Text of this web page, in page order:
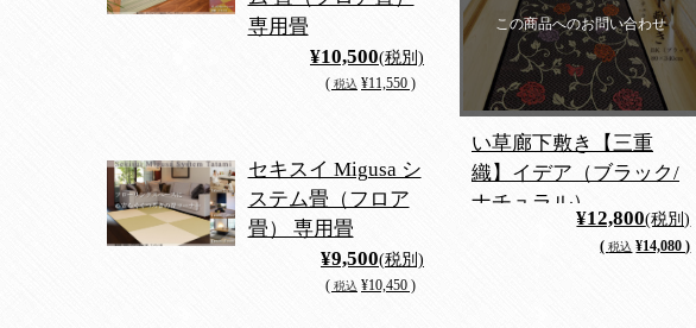
この商品へのお問い合わせ
い草廊下敷き【三重
織】イデア（ブラック/
ナチュラル）
¥12,800(税別)
(税込 ¥14,080 )
専用畳
¥10,500(税別)
( 税込 ¥11,550 )
セキスイ Migusa シ
ステム畳（フロア
畳） 専用畳
¥9,500(税別)
( 税込 ¥10,450 )